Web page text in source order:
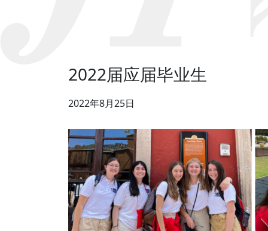
2022届应届毕业生
2022年8月25日